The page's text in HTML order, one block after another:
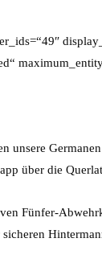
unsere
über die
Fünfer-